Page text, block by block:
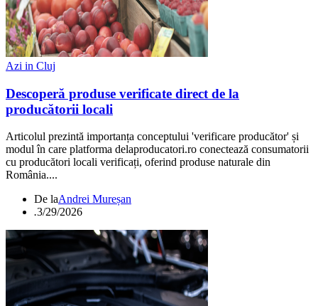
Azi in Cluj
Descoperă produse verificate direct de la
producătorii locali
Articolul prezintă importanța conceptului 'verificare producător' și
modul în care platforma delaproducatori.ro conectează consumatorii
cu producători locali verificați, oferind produse naturale din
România....
De laAndrei Mureșan
.3/29/2026